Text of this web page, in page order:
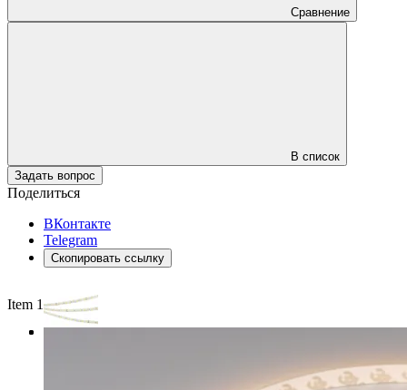
Сравнение
В список
Задать вопрос
Поделиться
ВКонтакте
Telegram
Скопировать ссылку
Item 1 of 3